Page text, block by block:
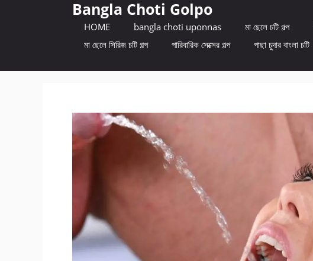
Bangla Choti Golpo
HOME bangla choti uponnas মা ছেলে চটি গল্প
মা ছেলে সিরিজ চটি গল্প
পারিবারিক সেক্সের গল্প পাছা চুদার বাংলা চটি